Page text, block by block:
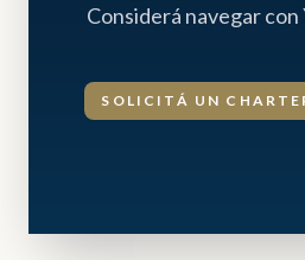
Considerá navegar
SOLICITÁ UN